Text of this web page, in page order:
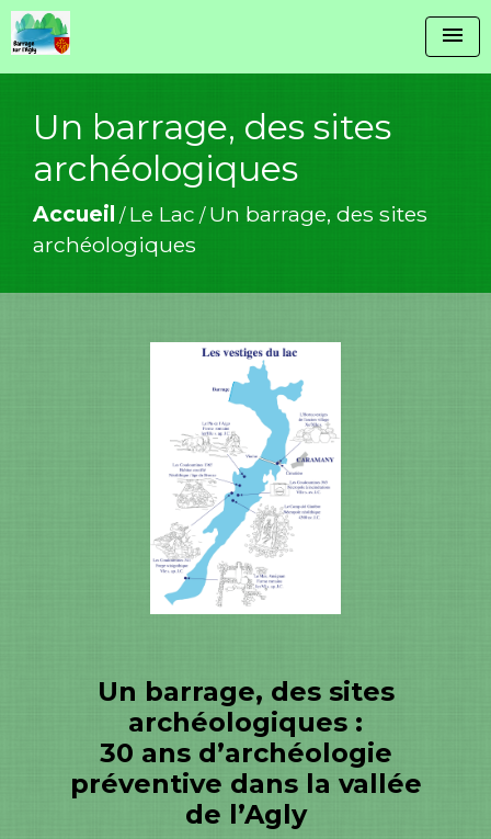
menu
Un barrage, des sites
archéologiques
Accueil / Le Lac / Un barrage, des sites
archéologiques
Un barrage, des sites
archéologiques :
30 ans d’archéologie
préventive dans la vallée
de l’Agly